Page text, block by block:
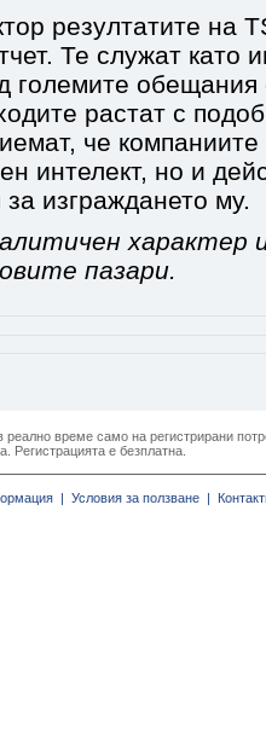
резултатите на
Те служат като
големите обещания
растат с
че
интелект, но и
изграждането му.
характер
пазари.
време само на регистрирани
Регистрацията е безплатна.
| Условия за ползване |